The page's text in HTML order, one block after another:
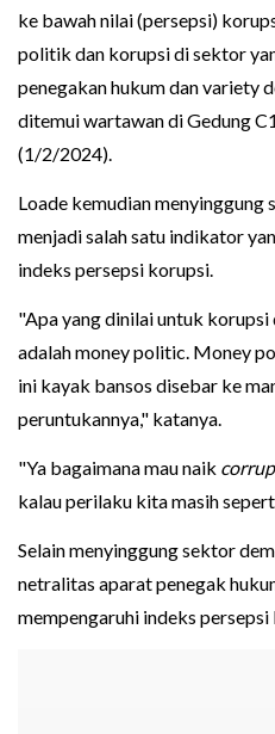
ke bawah nilai (persepsi)
politik dan korupsi di sektor
penegakan hukum dan variety
ditemui wartawan di Gedung
(1/2/2024).
Loade kemudian menyinggung
menjadi salah satu indikator
indeks persepsi korupsi.
"Apa yang dinilai untuk korupsi
adalah money politic. Money
ini kayak bansos disebar ke
peruntukannya," katanya.
"Ya bagaimana mau naik
kalau perilaku kita masih
Selain menyinggung sektor
netralitas aparat penegak
mempengaruhi indeks persepsi